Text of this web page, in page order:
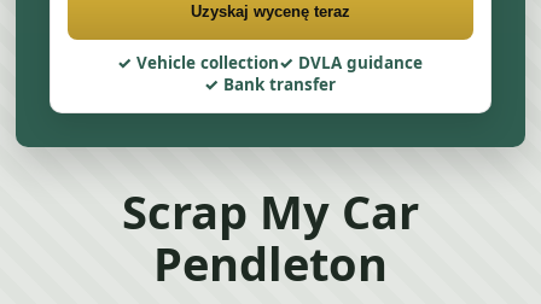
Uzyskaj wycenę teraz
Vehicle collection
DVLA guidance
Bank transfer
Scrap My Car
Pendleton